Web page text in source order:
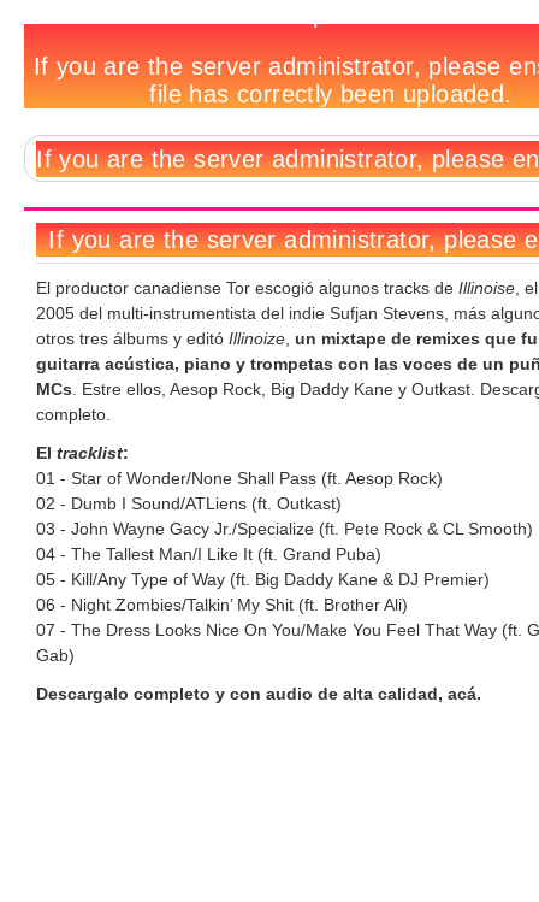
El productor canadiense Tor escogió algunos tracks de Illinoise,
2005 del multi-instrumentista del indie Sufjan Stevens, más
otros tres álbums y editó Illinoize, un mixtape de remixes que
guitarra acústica, piano y trompetas con las voces de un
MCs. Estre ellos, Aesop Rock, Big Daddy Kane y Outkast.
completo.
El tracklist:
01 - Star of Wonder/None Shall Pass (ft. Aesop Rock)
02 - Dumb I Sound/ATLiens (ft. Outkast)
03 - John Wayne Gacy Jr./Specialize (ft. Pete Rock & CL Smooth)
04 - The Tallest Man/I Like It (ft. Grand Puba)
05 - Kill/Any Type of Way (ft. Big Daddy Kane & DJ Premier)
06 - Night Zombies/Talkin’ My Shit (ft. Brother Ali)
07 - The Dress Looks Nice On You/Make You Feel That Way (ft.
Gab)
Descargalo completo y con audio de alta calidad, acá.
relacionadas:
hay